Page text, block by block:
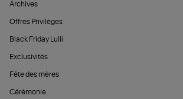
Archives
Offres Privilèges
Black Friday Lulli
Exclusivités
Fête des mères
Cérémonie